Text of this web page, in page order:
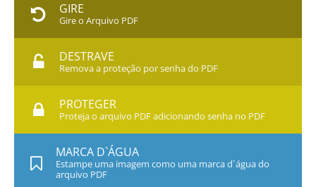
GIRE
Gire o Arquivo PDF
DESTRAVE
Remova a proteção por senha do PDF
PROTEGER
Proteja o arquivo PDF adicionando senha no PDF
MARCA D`ÁGUA
Estampe uma imagem como uma marca d`água do
arquivo PDF